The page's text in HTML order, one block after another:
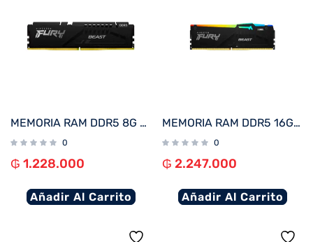
MEMORIA RAM DDR5 8G 6000 KINGSTON FURY BEAST BK KF560C36BBE-8 XMP
0
₲ 1.228.000
Añadir Al Carrito
MEMORIA RAM DDR5 16G 6000 KINGSTON FURY BEAST BK KF560C36BBE2A-16 RGB XMP
0
₲ 2.247.000
Añadir Al Carrito